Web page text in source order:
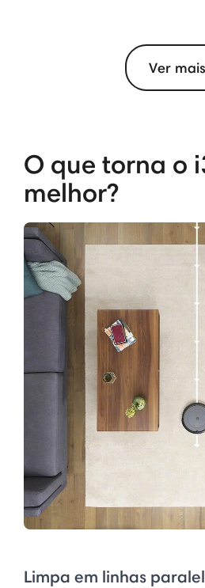
Ver mais
O que torna o
melhor?
Limpa em linhas